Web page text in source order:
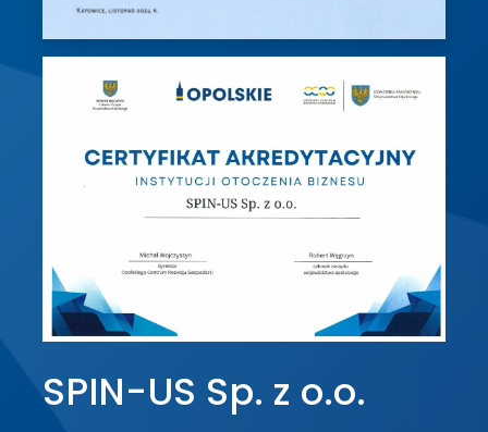
SPIN-US Sp. z o.o.